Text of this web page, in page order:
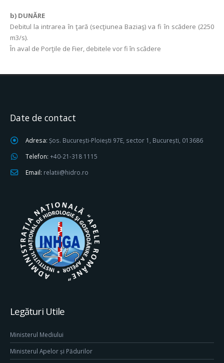
b) DUNĂRE
Debitul la intrarea în ţară (secţiunea Baziaş) va fi în scădere (2250
m3/s).
În aval de Porţile de Fier, debitele vor fi în scădere
Date de contact
Adresa: Șos. București-Ploiești 97E, sector 1, București, 013686
Telefon: +40-21-318 1115
Email: relatii@hidro.ro
Legături Utile
Ministerul Mediului
Ministerul Apelor și Pădurilor